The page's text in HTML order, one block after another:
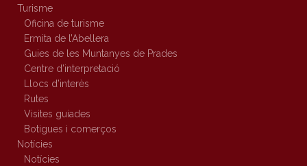
Turisme
Oficina de turisme
Ermita de l’Abellera
Guies de les Muntanyes de Prades
Centre d’interpretació
Llocs d’interès
Rutes
Visites guiades
Botigues i comerços
Notícies
Notícies